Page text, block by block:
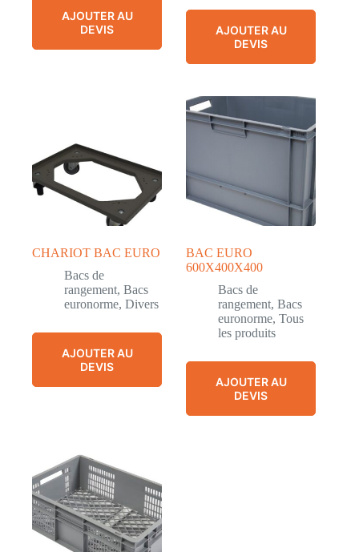
AJOUTER AU
DEVIS
AJOUTER AU
DEVIS
CHARIOT BAC EURO
Bacs de
rangement, Bacs
euronorme, Divers
AJOUTER AU
DEVIS
BAC EURO
600X400X400
Bacs de
rangement,Bacs
euronorme,Tous
les produits
AJOUTER AU
DEVIS